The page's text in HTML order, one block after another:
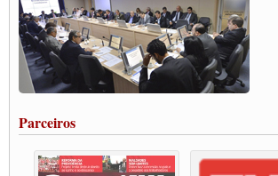
Carta às Brasileiras e aos Brasileiros em Defesa do Estado
Paulinho, presidente da CNTTL, faz balanço do 3º Congresso
Caminhoneiros aprovam greve a partir do 1º de novembro
Rodoviários de Feira Santana fazem Assembleia para avaliar
salarial
Vacina Já: Lockdown de 24 horas dos trabalhadores em
Condutores de Guarulhos farão greve sanitária nesta terça-
Parceiros